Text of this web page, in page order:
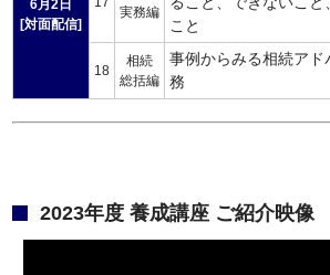
6月2日
[対面配信]
実務編
こと
18
相続
総括編
事例からみる相続アド
務
2023年度 養成講座 ご紹介映像